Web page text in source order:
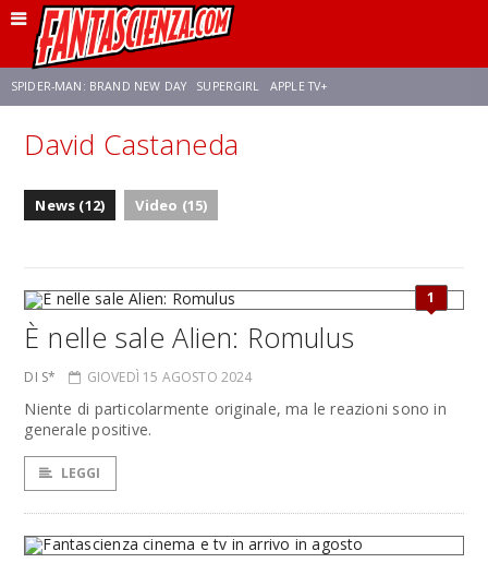
SPIDER-MAN: BRAND NEW DAY SUPERGIRL APPLE TV+
FRANCO RICCIARDIELLO ZENDAYA STAR TREK
David Castaneda
News (12) Video (15)
1
È nelle sale Alien: Romulus
DI S* GIOVEDÌ 15 AGOSTO 2024
Niente di particolarmente originale, ma le reazioni sono in
generale positive.
LEGGI